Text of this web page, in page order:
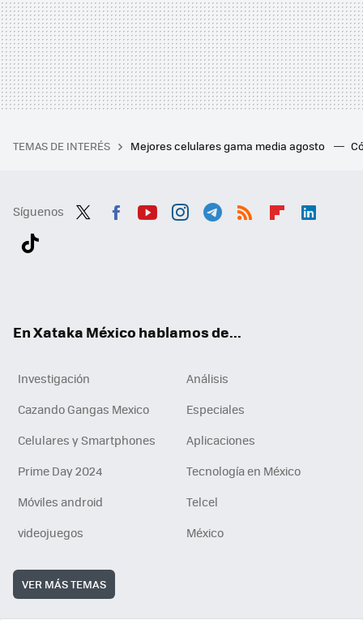
TEMAS DE INTERÉS Mejores celulares gama media agosto
Síguenos
En Xataka México hablamos de...
Investigación
Análisis
Cazando Gangas Mexico
Especiales
Celulares y Smartphones
Aplicaciones
Prime Day 2024
Tecnología en México
Móviles android
Telcel
videojuegos
México
VER MÁS TEMAS